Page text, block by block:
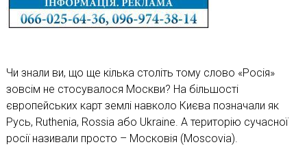
Чи знали ви, що ще кілька століть тому слово «Росія»
зовсім не стосувалося Москви? На більшості
європейських карт землі навколо Києва позначали як
Русь, Ruthenia, Rossia або Ukraine. А територію сучасної
росії називали просто – Московія (Moscovia).